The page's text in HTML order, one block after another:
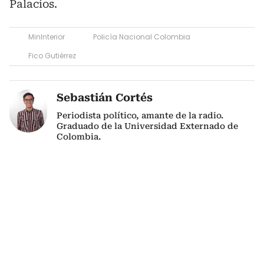
Palacios.
MinInterior
Policía Nacional Colombia
Fico Gutiérrez
Sebastián Cortés
Periodista político, amante de la radio.
Graduado de la Universidad Externado de
Colombia.